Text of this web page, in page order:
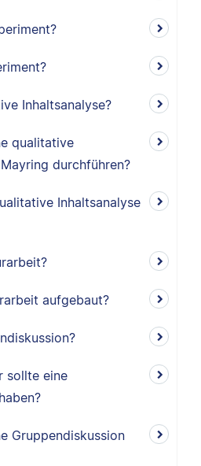
Inhaltsanalyse?
qualitative
durchführen?
Inhaltsanalyse
aufgebaut?
sollte eine
Gruppendiskussion